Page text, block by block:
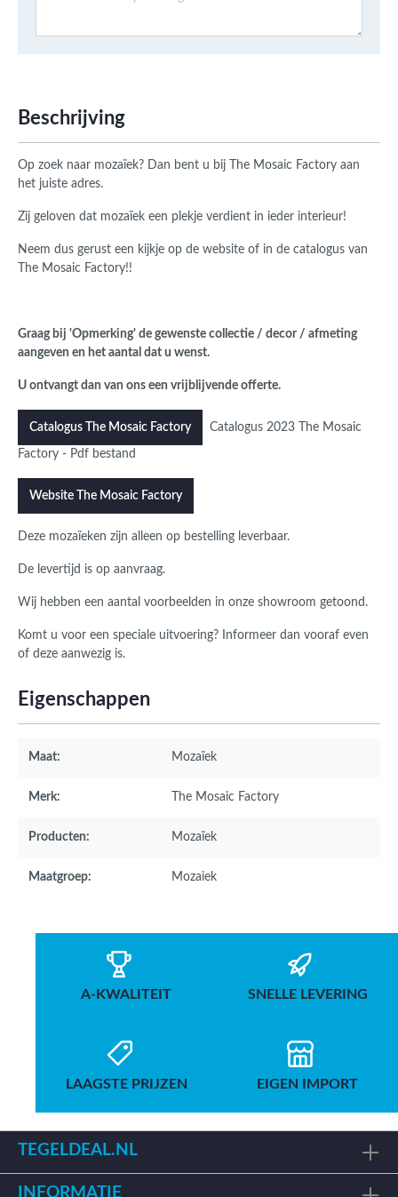
Beschrijving
Op zoek naar mozaïek? Dan bent u bij The Mosaic Factory aan
het juiste adres.
Zij geloven dat mozaïek een plekje verdient in ieder interieur!
Neem dus gerust een kijkje op de website of in de catalogus van
The Mosaic Factory!!
Graag bij 'Opmerking' de gewenste collectie / decor / afmeting
aangeven en het aantal dat u wenst.
U ontvangt dan van ons een vrijblijvende offerte.
Catalogus The Mosaic Factory Catalogus 2023 The Mosaic
Factory - Pdf bestand
Website The Mosaic Factory
Deze mozaïeken zijn alleen op bestelling leverbaar.
De levertijd is op aanvraag.
Wij hebben een aantal voorbeelden in onze showroom getoond.
Komt u voor een speciale uitvoering? Informeer dan vooraf even
of deze aanwezig is.
Eigenschappen
Maat: Mozaïek
Merk: The Mosaic Factory
Producten: Mozaïek
Maatgroep: Mozaiek
A-KWALITEIT SNELLE LEVERING
LAAGSTE PRIJZEN EIGEN IMPORT
TEGELDEAL.NL
INFORMATIE